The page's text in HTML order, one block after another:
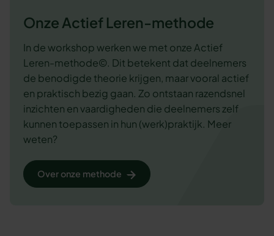
Onze Actief Leren-methode
In de workshop werken we met onze Actief
Leren-methode©. Dit betekent dat deelnemers
de benodigde theorie krijgen, maar vooral actief
en praktisch bezig gaan. Zo ontstaan razendsnel
inzichten en vaardigheden die deelnemers zelf
kunnen toepassen in hun (werk)praktijk. Meer
weten?
Over onze methode